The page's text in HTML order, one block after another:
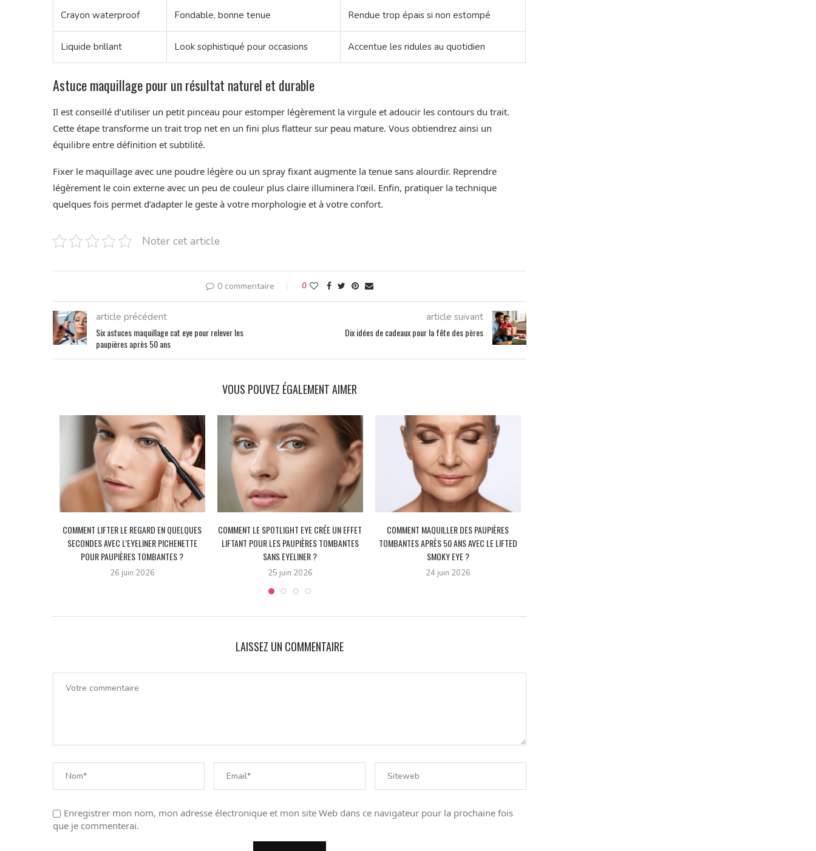
Crayon waterproof Fondable, bonne tenue Rendue trop épais si non estompé
Liquide brillant Look sophistiqué pour occasions Accentue les ridules au quotidien
Astuce maquillage pour un résultat naturel et durable
Il est conseillé d’utiliser un petit pinceau pour estomper légèrement la virgule et adoucir les contours du trait.
Cette étape transforme un trait trop net en un fini plus flatteur sur peau mature. Vous obtiendrez ainsi un
équilibre entre définition et subtilité.
Fixer le maquillage avec une poudre légère ou un spray fixant augmente la tenue sans alourdir. Reprendre
légèrement le coin externe avec un peu de couleur plus claire illuminera l’œil. Enfin, pratiquer la technique
quelques fois permet d’adapter le geste à votre morphologie et à votre confort.
Noter cet article
0 commentaire 0
article précédent
Six astuces maquillage cat eye pour relever les
paupières après 50 ans
article suivant
Dix idées de cadeaux pour la fête des pères
VOUS POUVEZ ÉGALEMENT AIMER
COMMENT LIFTER LE REGARD EN QUELQUES
SECONDES AVEC L’EYELINER PICHENETTE
POUR PAUPIÈRES TOMBANTES ?
26 juin 2026
COMMENT LE SPOTLIGHT EYE CRÉE UN EFFET
LIFTANT POUR LES PAUPIÈRES TOMBANTES
SANS EYELINER ?
25 juin 2026
COMMENT MAQUILLER DES PAUPIÈRES
TOMBANTES APRÈS 50 ANS AVEC LE LIFTED
SMOKY EYE ?
24 juin 2026
LAISSEZ UN COMMENTAIRE
Enregistrer mon nom, mon adresse électronique et mon site Web dans ce navigateur pour la prochaine fois
que je commenterai.